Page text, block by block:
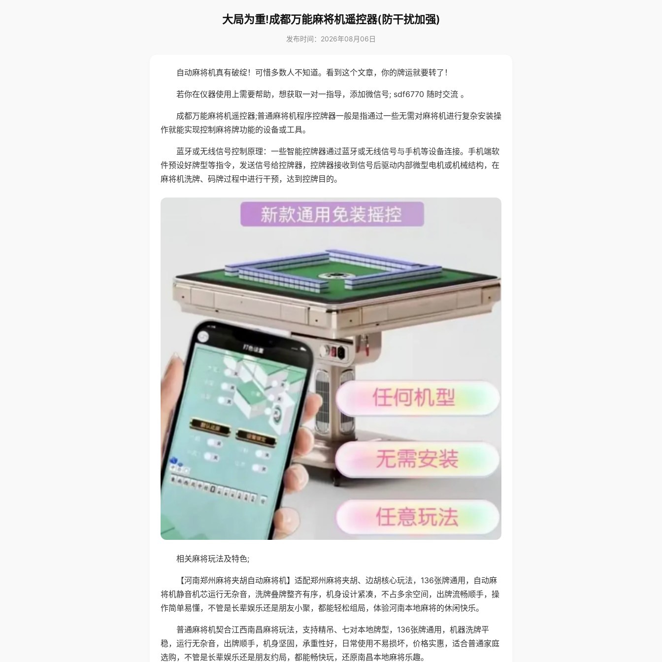
大局为重!成都万能麻将机遥控器(防干扰加强)
发布时间：2026年08月06日
自动麻将机真有破绽！可惜多数人不知道。看到这个文章，你的牌运就要转了！
若你在仪器使用上需要帮助，想获取一对一指导，添加微信号; sdf6770 随时交流 。
成都万能麻将机遥控器;普通麻将机程序控牌器一般是指通过一些无需对麻将机进行复杂安装操
作就能实现控制麻将牌功能的设备或工具。
蓝牙或无线信号控制原理：一些智能控牌器通过蓝牙或无线信号与手机等设备连接。手机端软
件预设好牌型等指令，发送信号给控牌器，控牌器接收到信号后驱动内部微型电机或机械结构，在
麻将机洗牌、码牌过程中进行干预，达到控牌目的。
相关麻将玩法及特色;
【河南郑州麻将夹胡自动麻将机】适配郑州麻将夹胡、边胡核心玩法，136张牌通用，自动麻
将机静音机芯运行无杂音，洗牌叠牌整齐有序，机身设计紧凑，不占多余空间，出牌流畅顺手，操
作简单易懂，不管是长辈娱乐还是朋友小聚，都能轻松组局，体验河南本地麻将的休闲快乐。
普通麻将机契合江西南昌麻将玩法，支持精吊、七对本地牌型，136张牌通用，机器洗牌平
稳，运行无杂音，出牌顺手，机身坚固，承重性好，日常使用不易损坏，价格实惠，适合普通家庭
选购，不管是长辈娱乐还是朋友约局，都能畅快玩，还原南昌本地麻将乐趣。